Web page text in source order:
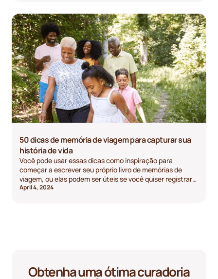
50 dicas de memória de viagem para capturar sua
história de vida
Você pode usar essas dicas como inspiração para
começar a escrever seu próprio livro de memórias de
viagem, ou elas podem ser úteis se você quiser registrar
detalhes específicos de viagens anteriores. Use-os da
April 4, 2024
Obtenha uma ótima curadoria